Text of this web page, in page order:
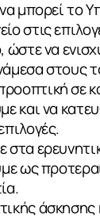
μπορεί το
στις
να
στους
σε
και να
στα
ως